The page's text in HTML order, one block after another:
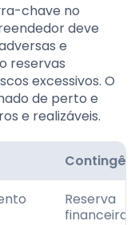
chave no
deve
e
reservas
excessivos. O
de perto e
e realizáveis.
Reserva
financeira